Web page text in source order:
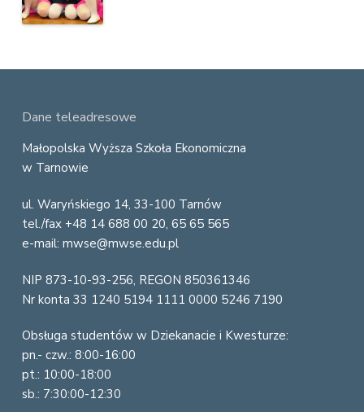
Dane teleadresowe
Małopolska Wyższa Szkoła Ekonomiczna
w Tarnowie
ul. Waryńskiego 14, 33-100 Tarnów
tel./fax +48 14 688 00 20, 65 65 565
e-mail: mwse@mwse.edu.pl
NIP 873-10-93-256, REGON 850361346
Nr konta 33 1240 5194 1111 0000 5246 7190
Obsługa studentów w Dziekanacie i Kwesturze:
pn.- czw.: 8:00-16:00
pt.: 10:00-18:00
sb.: 7:30:00-12:30